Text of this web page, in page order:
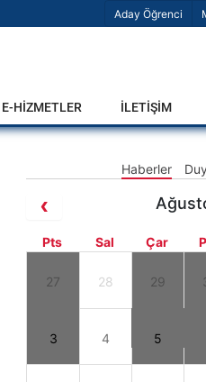
Aday Öğrenci
E-HİZMETLER İLETİŞİM
Haberler
Pts Sal Çar
27 28 29
3 4 5